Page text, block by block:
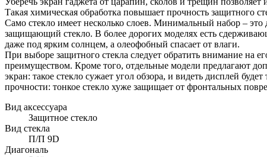
Такая химическая обработка повышает прочность защитного
Само стекло имеет несколько слоев. Минимальный набор – это
защищающий стекло. В более дорогих моделях есть
даже под ярким солнцем, а олеофобный спасает от влаги.
При выборе защитного стекла следует обратить внимание на
преимуществом. Кроме того, отдельные модели предлагают
экран: такое стекло сужает угол обзора, и видеть дисплей
прочности: тонкое стекло хуже защищает от фронтальных
Вид аксессуара
Защитное стекло
Вид стекла
П/П 9D
Диагональ